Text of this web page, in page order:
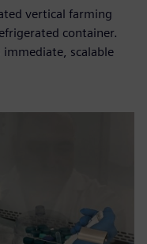
vertical farming
container.
scalable